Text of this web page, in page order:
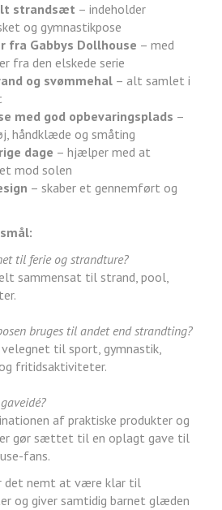
strandsæt – indeholder
og gymnastikpose
fra Gabbys Dollhouse – med
fra den elskede serie
og svømmehal – alt samlet i
med god opbevaringsplads –
håndklæde og småting
dage – hjælper med at
mod solen
– skaber et gennemført og
til ferie og strandture?
sammensat til strand, pool,
bruges til andet end strandting?
velegnet til sport, gymnastik,
fritidsaktiviteter.
af praktiske produkter og
gør sættet til en oplagt gave til
fans.
det nemt at være klar til
og giver samtidig barnet glæden